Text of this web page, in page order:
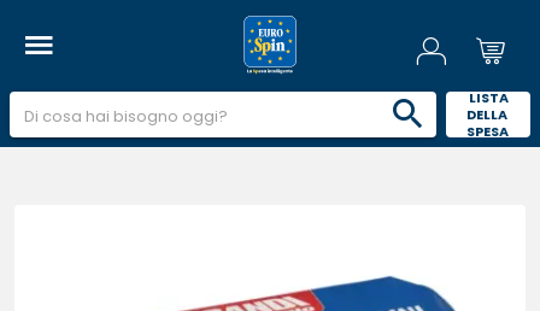
LISTA
DELLA
SPESA